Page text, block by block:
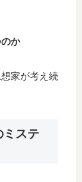
か
家が考え続
ミステ